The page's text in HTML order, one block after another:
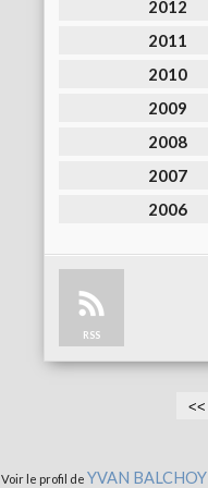
2012
2011
2010
2009
2008
2007
2006
RSS
<<
Voir le profil de YVAN BALCHOY